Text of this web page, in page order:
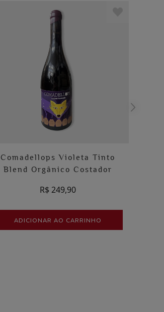
Comadellops Violeta Tinto
Blend Orgânico Costador
R$ 249,90
ADICIONAR AO CARRINHO